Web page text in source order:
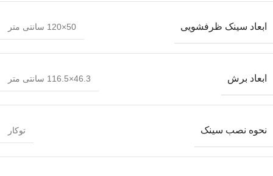
ابعاد سینک ظرفشویی 50×120 سانتی متر
ابعاد برش 46.3×116.5 سانتی متر
نحوه نصب سینک توکار